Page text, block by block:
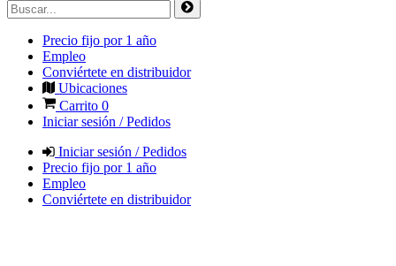
Precio fijo por 1 año
Empleo
Conviértete en distribuidor
Ubicaciones
Carrito 0
Iniciar sesión / Pedidos
Iniciar sesión / Pedidos
Precio fijo por 1 año
Empleo
Conviértete en distribuidor